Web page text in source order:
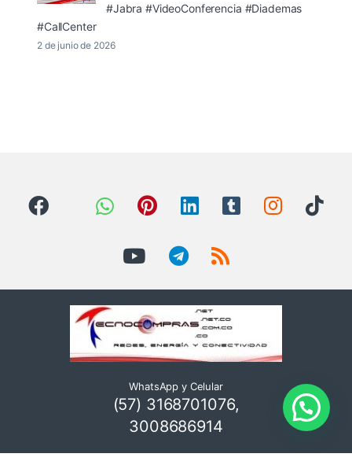
#Jabra #VideoConferencia #Diademas
#CallCenter
2 de junio de 2026
WhatsApp y Celular
(57) 3168701076,
3008686914